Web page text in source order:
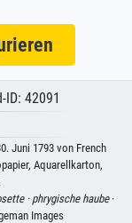
42091
Juni 1793 von French
Aquarellkarton,
· phrygische haube·
Images